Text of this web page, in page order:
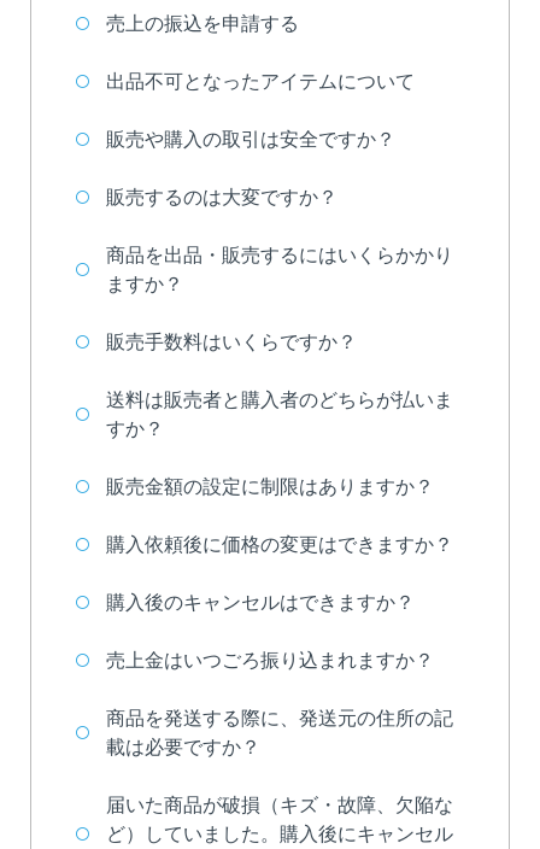
無料会員登録
ご利用料金
ご利用方法
ヘルプ
マーケット
コラム
お問い合わせ
売上の振込を申請する
出品不可となったアイテムについて
販売や購入の取引は安全ですか？
販売するのは大変ですか？
商品を出品・販売するにはいくらかかり
ますか？
販売手数料はいくらですか？
送料は販売者と購入者のどちらが払いま
すか？
販売金額の設定に制限はありますか？
購入依頼後に価格の変更はできますか？
購入後のキャンセルはできますか？
売上金はいつごろ振り込まれますか？
商品を発送する際に、発送元の住所の記
載は必要ですか？
届いた商品が破損（キズ・故障、欠陥な
ど）していました。購入後にキャンセル